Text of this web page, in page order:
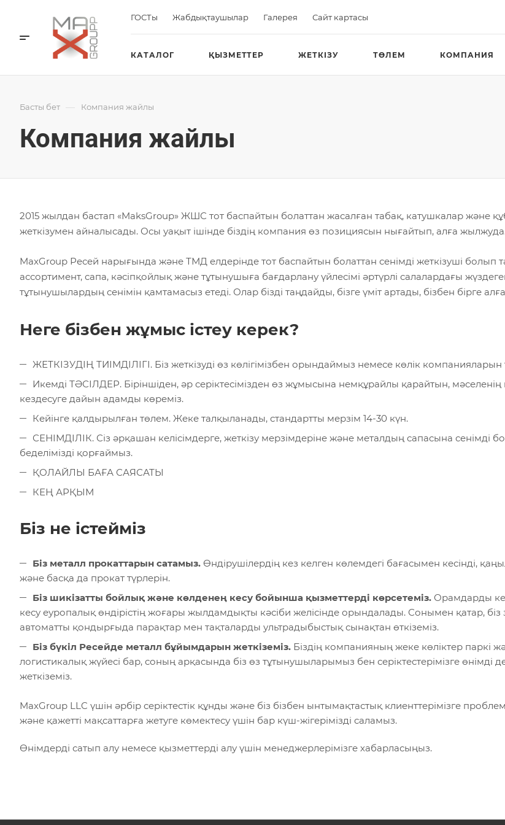
ГОСТы Жабдықтаушылар Галерея Сайт картасы
КАТАЛОГ ҚЫЗМЕТТЕР ЖЕТКІЗУ ТӨЛЕМ КОМПАНИЯ
Басты бет — Компания жайлы
Компания жайлы
2015 жылдан бастап «MaksGroup» ЖШС тот баспайтын болаттан жасалған табақ, катушкалар және
жеткізумен айналысады. Осы уақыт ішінде біздің компания өз позициясын нығайтып, алға
MaxGroup Ресей нарығында және ТМД елдерінде тот баспайтын болаттан сенімді жеткізуші болып
ассортимент, сапа, кәсіпқойлық және тұтынушыға бағдарлану үйлесімі әртүрлі салалардағы
тұтынушылардың сенімін қамтамасыз етеді. Олар бізді таңдайды, бізге үміт артады, бізбен бірге
Неге бізбен жұмыс істеу керек?
ЖЕТКІЗУДІҢ ТИІМДІЛІГІ. Біз жеткізуді өз көлігімізбен орындаймыз немесе көлік компанияларын
Икемді ТӘСІЛДЕР. Біріншіден, әр серіктесімізден өз жұмысына немқұрайлы қарайтын, мәселенің
кездесуге дайын адамды көреміз.
Кейінге қалдырылған төлем. Жеке талқыланады, стандартты мерзім 14-30 күн.
СЕНІМДІЛІК. Сіз әрқашан келісімдерге, жеткізу мерзімдеріне және металдың сапасына сенімді
беделімізді қорғаймыз.
ҚОЛАЙЛЫ БАҒА САЯСАТЫ
КЕҢ АРҚЫМ
Біз не істейміз
Біз металл прокаттарын сатамыз. Өндірушілердің кез келген көлемдегі бағасымен кесінді,
және басқа да прокат түрлерін.
Біз шикізатты бойлық және көлденең кесу бойынша қызметтерді көрсетеміз. Орамдарды
кесу еуропалық өндірістің жоғары жылдамдықты кәсіби желісінде орындалады. Сонымен қатар, біз
автоматты қондырғыда парақтар мен тақталарды ультрадыбыстық сынақтан өткіземіз.
Біз бүкіл Ресейде металл бұйымдарын жеткіземіз. Біздің компанияның жеке көліктер паркі
логистикалық жүйесі бар, соның арқасында біз өз тұтынушыларымыз бен серіктестерімізге өнімді
жеткіземіз.
MaxGroup LLC үшін әрбір серіктестік құнды және біз бізбен ынтымақтастық клиенттерімізге
және қажетті мақсаттарға жетуге көмектесу үшін бар күш-жігерімізді саламыз.
Өнімдерді сатып алу немесе қызметтерді алу үшін менеджерлерімізге хабарласыңыз.